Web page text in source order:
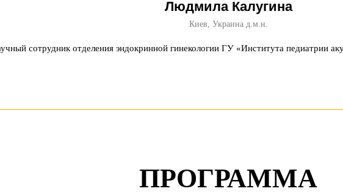
Людмила Калугина
Киев, Украина д.м.н.
сотрудник отделения эндокринной гинекологии ГУ «Института педиатрии
ПРОГРАММА